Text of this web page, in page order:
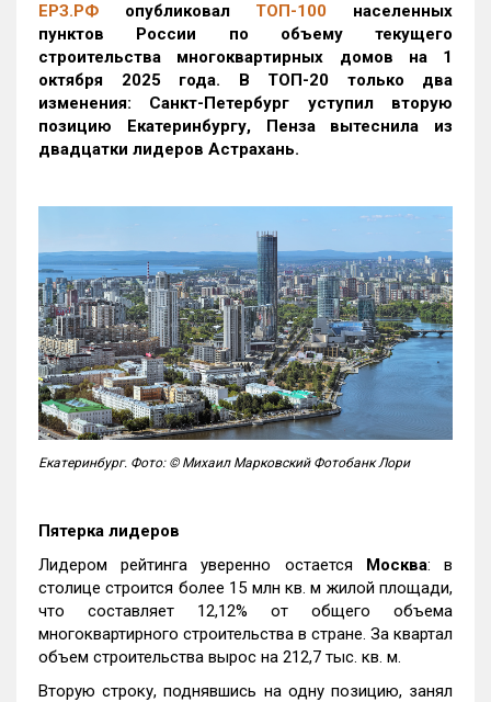
ЕРЗ.РФ опубликовал ТОП-100 населенных
пунктов России по объему текущего
строительства многоквартирных домов на 1
октября 2025 года. В ТОП-20 только два
изменения: Санкт-Петербург уступил вторую
позицию Екатеринбургу, Пенза вытеснила из
двадцатки лидеров Астрахань.
Екатеринбург. Фото: © Михаил Марковский Фотобанк Лори
Пятерка лидеров
Лидером рейтинга уверенно остается Москва: в
столице строится более 15 млн кв. м жилой площади,
что составляет 12,12% от общего объема
многоквартирного строительства в стране. За квартал
объем строительства вырос на 212,7 тыс. кв. м.
Вторую строку, поднявшись на одну позицию, занял